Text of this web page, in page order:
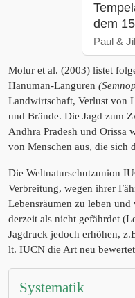
dem
Paul &
Molur et al. (2003) listet
Hanuman-Languren
Landwirtschaft, Verlust von
und Brände. Die Jagd zum
Andhra Pradesh und Orissa
von Menschen aus, die sich
Die Weltnaturschutzunion
Verbreitung, wegen ihrer
Lebensräumen zu leben
derzeit als nicht gefährdet
Jagdruck jedoch erhöhen,
lt. IUCN die Art neu
Systematik